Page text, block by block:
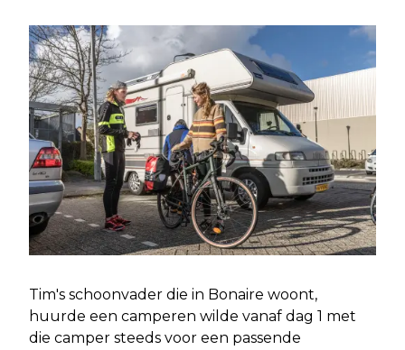
Tim's schoonvader die in Bonaire woont,
huurde een camperen wilde vanaf dag 1 met
die camper steeds voor een passende